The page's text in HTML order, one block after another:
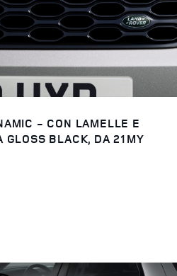
- CON LAMELLE E
GLOSS BLACK, DA 21MY